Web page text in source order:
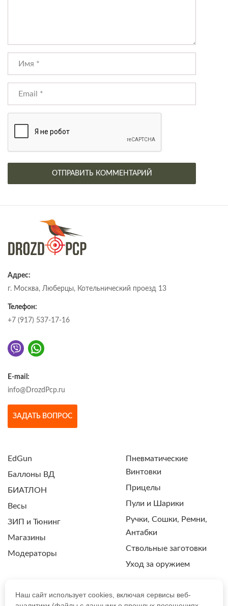
Адрес:
г. Москва, Люберцы, Котельнический проезд 13
Телефон:
+7 (917) 537-17-16
E-mail:
info@DrozdPcp.ru
ЗАДАТЬ ВОПРОС
EdGun
Баллоны ВД
БИАТЛОН
Весы
ЗИП и Тюнинг
Магазины
Модераторы
Пневматические
Винтовки
Прицелы
Пули и Шарики
Ручки, Сошки, Ремни,
Антабки
Ствольные заготовки
Уход за оружием
Наш сайт использует cookies, включая сервисы веб-